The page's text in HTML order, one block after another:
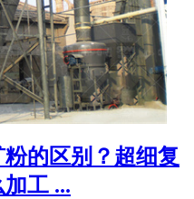
的区别？超细复
工 ...